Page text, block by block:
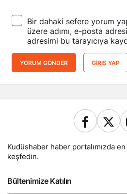
Bir dahaki sefere yorum
üzere adımı, e-posta
adresimi bu tarayıcıya
YORUM GÖNDER GIRIŞ YAP
Kudüshaber haber portalımızda
keşfedin.
Bültenimize Katılın